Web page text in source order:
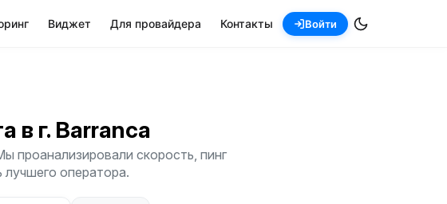
Виджет Для провайдера Контакты Войти
в г. Barranca
проанализировали скорость, пинг
оператора.